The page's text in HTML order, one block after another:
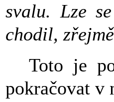
svalu. Lze
chodil,
Toto je
pokračovat v